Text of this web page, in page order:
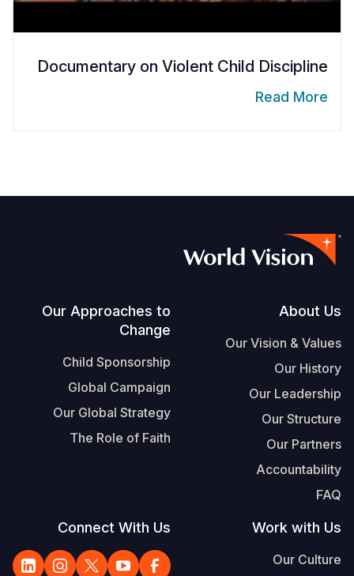
Documentary on Violent Child Discipline
Read More
Footer
About Us
Our Vision & Values
Our History
Our Leadership
Our Structure
Our Partners
Accountability
FAQ
Our Approaches to
Change
Child Sponsorship
Global Campaign
Our Global Strategy
The Role of Faith
Work with Us
Our Culture
Connect With Us